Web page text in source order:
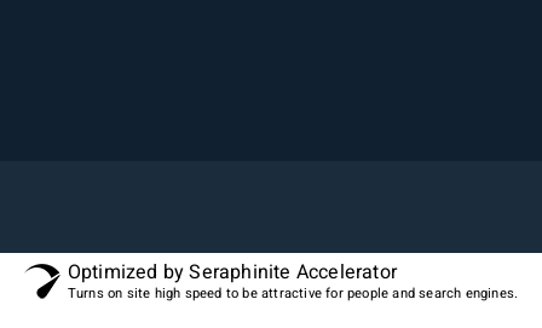
Optimized by Seraphinite Accelerator
Turns on site high speed to be attractive for people and search engines.